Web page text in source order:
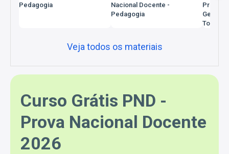
Pedagogia
Nacional Docente -
Pedagogia
Geral
Todas
Veja todos os materiais
Curso Grátis PND -
Prova Nacional Docente
2026